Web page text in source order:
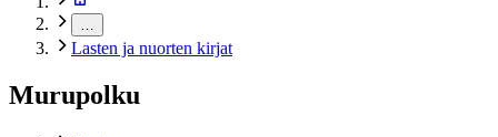
Lasten ja nuorten kirjat
Murupolku